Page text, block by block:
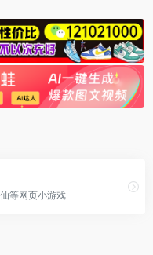
等网页小游戏